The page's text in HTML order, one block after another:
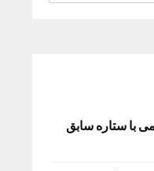
با ستاره سابق